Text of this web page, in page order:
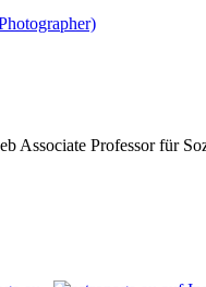
Professor für